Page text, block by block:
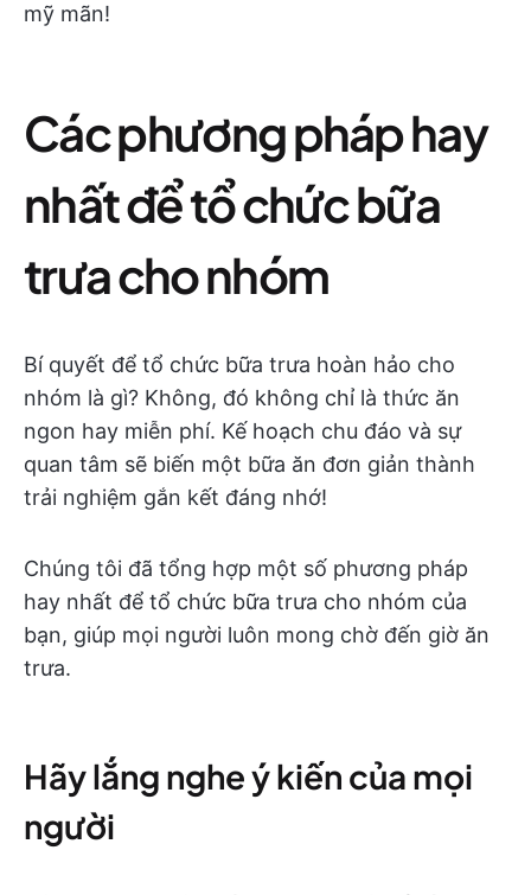
mỹ mãn!
Các phương pháp hay
nhất để tổ chức bữa
trưa cho nhóm
Bí quyết để tổ chức bữa trưa hoàn hảo cho
nhóm là gì? Không, đó không chỉ là thức ăn
ngon hay miễn phí. Kế hoạch chu đáo và sự
quan tâm sẽ biến một bữa ăn đơn giản thành
trải nghiệm gắn kết đáng nhớ!
Chúng tôi đã tổng hợp một số phương pháp
hay nhất để tổ chức bữa trưa cho nhóm của
bạn, giúp mọi người luôn mong chờ đến giờ ăn
trưa.
Hãy lắng nghe ý kiến của mọi
người